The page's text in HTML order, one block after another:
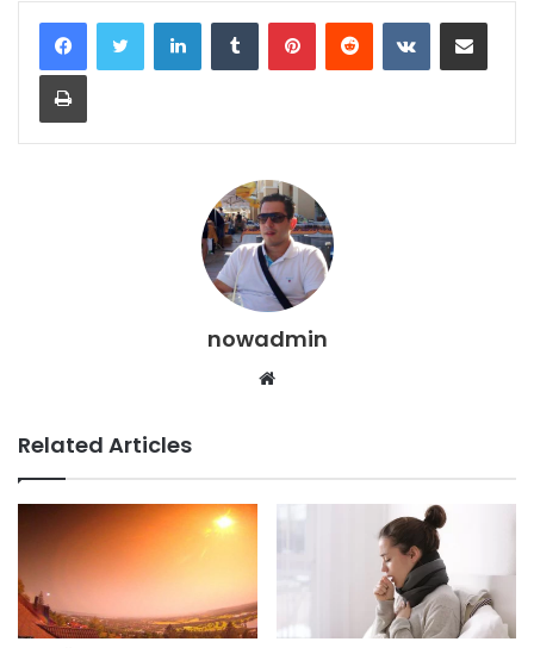
LinkedInTumblr PinterestReddit VKontakteShare via Email
Print
nowadmin
Website
Related Articles